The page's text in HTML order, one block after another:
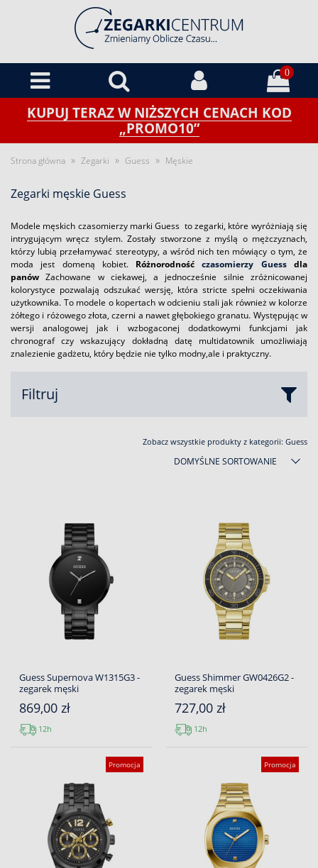
0
KUPUJ TERAZ W NIŻSZYCH CENACH KOD
„PROMO10”
Strona główna » Zegarki » Guess » Męskie
Zegarki męskie Guess
Modele męskich czasomierzy marki Guess to zegarki, które wyróżniają się
intrygującym wręcz stylem. Zostały stworzone z myślą o mężczyznach,
którzy lubią przełamywać stereotypy, a wśród nich ten mówiący o tym, że
moda jest domeną kobiet. Różnorodnośćczasomierzy Guessdla
panówZachowane w ciekawej, a jednocześnie silnie zróżnicowanej
kolorystyce pozwalają odszukać wersję, która stricte spełni oczekiwania
użytkownika. To modele o kopertach w odcieniu stali jak również w kolorze
żółtego i różowego złota, czerni a nawet głębokiego granatu. Występując w
wersji analogowej jak i wzbogaconej dodatkowymi funkcjami jak
chronograf czy wskazujący dokładną datę multidatownik umożliwiają
znalezienie gadżetu, który będzie nie tylko modny,ale i praktyczny.
Filtruj
Zobacz wszystkie produkty z kategorii: Guess
DOMYŚLNE SORTOWANIE
Guess Supernova W1315G3 -
zegarek męski
869,00 zł
12h
Guess Shimmer GW0426G2 -
zegarek męski
727,00 zł
12h
Promocja Promocja